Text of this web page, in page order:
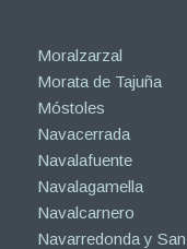
Moralzarzal
Morata de Tajuña
Móstoles
Navacerrada
Navalafuente
Navalagamella
Navalcarnero
Navarredonda y